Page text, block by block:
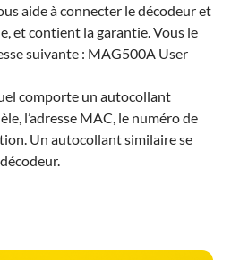
aide à connecter le décodeur et
et contient la garantie. Vous le
suivante : MAG500A User
comporte un autocollant
l’adresse MAC, le numéro de
Un autocollant similaire se